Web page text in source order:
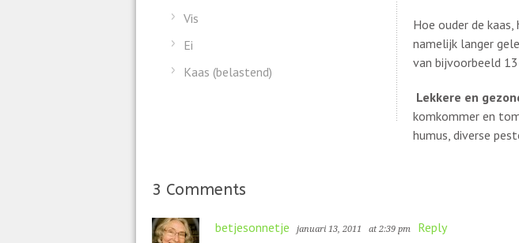
Hoe ouder de
namelijk langer
van bijvoorbeeld
Lekkere en
komkommer en
humus, diverse
Vis
Ei
Kaas (belastend)
3 Comments
betjesonnetje januari 13, 2011 at 2:39 pm
Reply